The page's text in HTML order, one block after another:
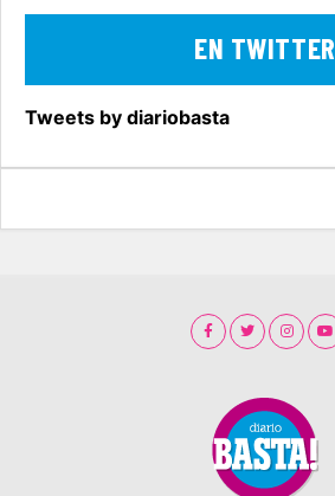
EN TWITTER
Tweets by diariobasta